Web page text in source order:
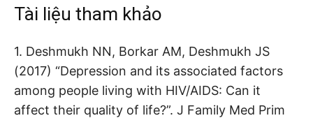
Tài liệu tham khảo
1. Deshmukh NN, Borkar AM, Deshmukh JS
(2017) “Depression and its associated factors
among people living with HIV/AIDS: Can it
affect their quality of life?”. J Family Med Prim